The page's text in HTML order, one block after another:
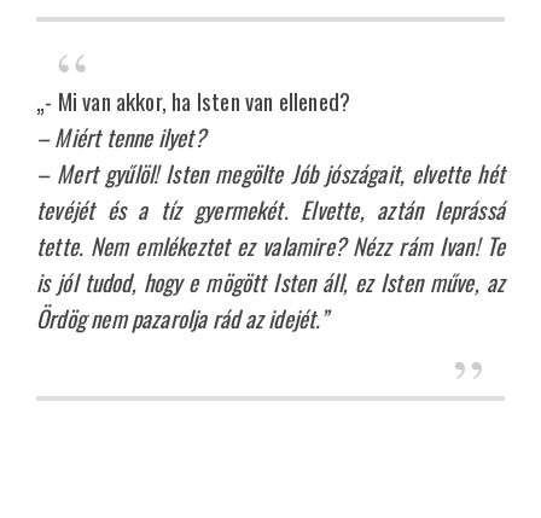
„- Mi van akkor, ha Isten van ellened?
– Miért tenne ilyet?
– Mert gyűlöl! Isten megölte Jób jószágait, elvette hét
tevéjét és a tíz gyermekét. Elvette, aztán leprássá
tette. Nem emlékeztet ez valamire? Nézz rám Ivan! Te
is jól tudod, hogy e mögött Isten áll, ez Isten műve, az
Ördög nem pazarolja rád az idejét.”